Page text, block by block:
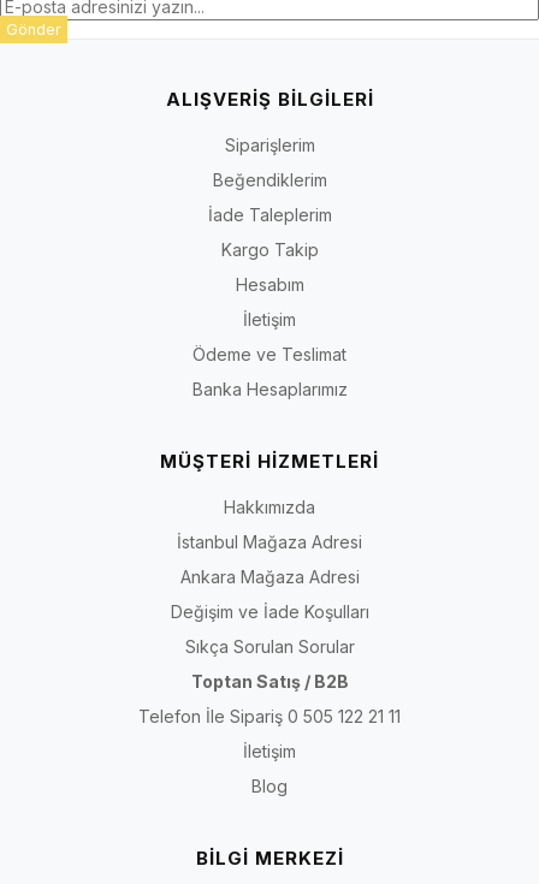
Gönder
ALIŞVERİŞ BİLGİLERİ
Siparişlerim
Beğendiklerim
İade Taleplerim
Kargo Takip
Hesabım
İletişim
Ödeme ve Teslimat
Banka Hesaplarımız
MÜŞTERİ HİZMETLERİ
Hakkımızda
İstanbul Mağaza Adresi
Ankara Mağaza Adresi
Değişim ve İade Koşulları
Sıkça Sorulan Sorular
Toptan Satış / B2B
Telefon İle Sipariş 0 505 122 21 11
İletişim
Blog
BİLGİ MERKEZİ